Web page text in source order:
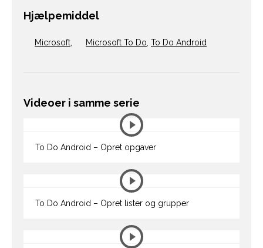
Hjælpemiddel
Microsoft Microsoft To Do To Do Android
Videoer i samme serie
To Do Android – Opret opgaver
To Do Android – Opret lister og grupper